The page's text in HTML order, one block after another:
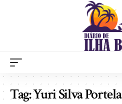
Tag:Yuri Silva Portela